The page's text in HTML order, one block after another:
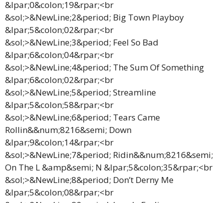
&lpar;0&colon;19&rpar;<br
&sol;>&NewLine;2&period; Big Town Playboy
&lpar;5&colon;02&rpar;<br
&sol;>&NewLine;3&period; Feel So Bad
&lpar;6&colon;04&rpar;<br
&sol;>&NewLine;4&period; The Sum Of Something
&lpar;6&colon;02&rpar;<br
&sol;>&NewLine;5&period; Streamline
&lpar;5&colon;58&rpar;<br
&sol;>&NewLine;6&period; Tears Came
Rollin&&num;8216&semi; Down
&lpar;9&colon;14&rpar;<br
&sol;>&NewLine;7&period; Ridin&&num;8216&semi;
On The L &amp&semi; N &lpar;5&colon;35&rpar;<br
&sol;>&NewLine;8&period; Don’t Derny Me
&lpar;5&colon;08&rpar;<br